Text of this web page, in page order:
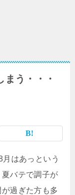
う・・・
はあっという
バテで調子が
過ぎた方も多